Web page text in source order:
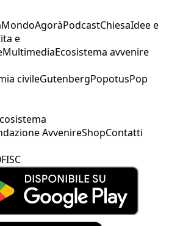
MondoAgoràPodcastChiesaIdee e
e
MultimediaEcosistema avvenire
civileGutenbergPopotusPop
AvvenireShopContatti
FISC